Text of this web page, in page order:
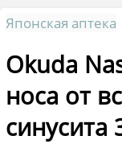
Японская аптека
Okuda
носа от
синусита